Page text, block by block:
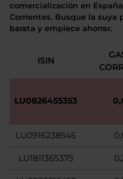
comercialización en
Corrientes. Busque la suya
barata y empiece ahorrar.
ISIN
LU0826455353
LU0916238545
LU1811365375